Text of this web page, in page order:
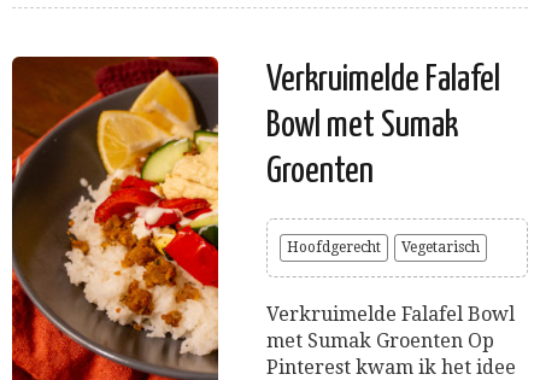
Verkruimelde Falafel
Bowl met Sumak
Groenten
Hoofdgerecht Vegetarisch
Verkruimelde Falafel Bowl
met Sumak Groenten Op
Pinterest kwam ik het idee